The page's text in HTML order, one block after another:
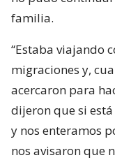
familia.
“Estaba viajando
migraciones y,
acercaron para
dijeron que si
y nos enteramos
nos avisaron que